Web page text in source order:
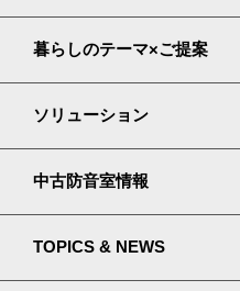
事業紹介
サービス内容
プランニングストーリー
暮らしのテーマ×ご提案
趣味や遊びを楽しむ
家で仕事をする
大切なペットと暮らす
ソリューション
楽器・目的別ソリューション
防音・吸音プロダクト
中古防音室情報
中古防音室ストックリスト
TOPICS & NEWS